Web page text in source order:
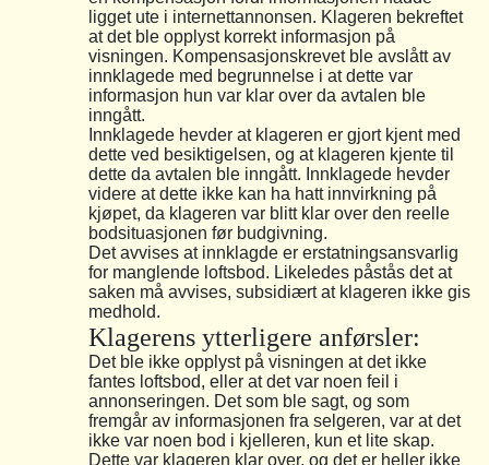
ligget ute i internettannonsen. Klageren bekreftet
at det ble opplyst korrekt informasjon på
visningen. Kompensasjonskrevet ble avslått av
innklagede med begrunnelse i at dette var
informasjon hun var klar over da avtalen ble
inngått.
Innklagede hevder at klageren er gjort kjent med
dette ved besiktigelsen, og at klageren kjente til
dette da avtalen ble inngått. Innklagede hevder
videre at dette ikke kan ha hatt innvirkning på
kjøpet, da klageren var blitt klar over den reelle
bodsituasjonen før budgivning.
Det avvises at innklagde er erstatningsansvarlig
for manglende loftsbod. Likeledes påstås det at
saken må avvises, subsidiært at klageren ikke gis
medhold.
Klagerens ytterligere anførsler:
Det ble ikke opplyst på visningen at det ikke
fantes loftsbod, eller at det var noen feil i
annonseringen. Det som ble sagt, og som
fremgår av informasjonen fra selgeren, var at det
ikke var noen bod i kjelleren, kun et lite skap.
Dette var klageren klar over, og det er heller ikke